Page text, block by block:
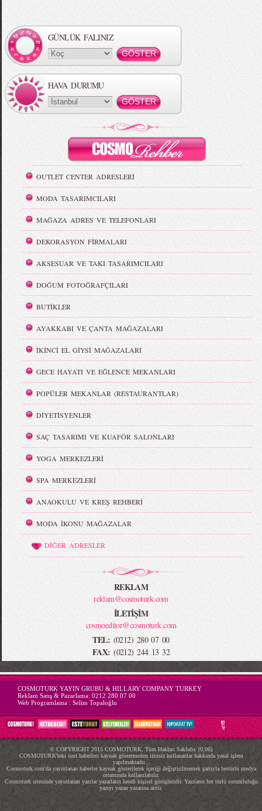
GÜNLÜK FALINIZ
HAVA DURUMU
OUTLET CENTER ADRESLERİ
MODA TASARIMCILARI
MAĞAZA ADRES VE TELEFONLARI
DEKORASYON FİRMALARI
AKSESUAR VE TAKI TASARIMCILARI
DOĞUM FOTOĞRAFÇILARI
BUTİKLER
AYAKKABI VE ÇANTA MAĞAZALARI
İKİNCİ EL GİYSİ MAĞAZALARI
GECE HAYATI VE EĞLENCE MEKANLARI
POPÜLER MEKANLAR (RESTAURANTLAR)
DİYETİSYENLER
SAÇ TASARIMI VE KUAFÖR SALONLARI
YOGA MERKEZLERİ
SPA MERKEZLERİ
ANAOKULU VE KREŞ REHBERİ
MODA İKONU MAĞAZALAR
DİĞER ADRESLER
REKLAM
reklam@cosmoturk.com
İLETİŞİM
cosmoeditor@cosmoturk.com
TEL: (0212) 280 07 00
FAX: (0212) 244 13 32
-->
COSMOTURK YAYIN GRUBU & HILLARY COMPANY TURKEY
Reklam Satış & Pazarlama: 0212 280 07 00
Web Programlama : Selim Topaloğlu
© COPYRIGHT 2015 COSMOTURK, Tüm Hakları Saklıdır. (0,06)
COSMOTURK'teki özel haberleri kaynak göstermeden izinsiz kullananlar hakkında yasal işlem
yapılmaktadır...
Cosmoturk.com'da yayınlanan haberler kaynak gösterilerek içeriği değiştirilmemek şartıyla hertürlü medya
ortamında kullanılabilir.
Cosmoturk sitesinde yayınlanan yazılar yazarların kendi kişisel görüşleridir. Yazıların her türlü sorumluluğu
yazıyı yazan yazarına aittir.